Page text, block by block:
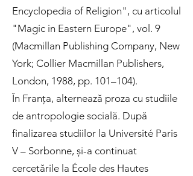
Encyclopedia of Religion", cu articolul
"Magic in Eastern Europe", vol. 9
(Macmillan Publishing Company, New
York; Collier Macmillan Publishers,
London, 1988, pp. 101–104).
În Franța, alternează proza cu studiile
de antropologie socială. După
finalizarea studiilor la Université Paris
V – Sorbonne, și-a continuat
cercetările la École des Hautes